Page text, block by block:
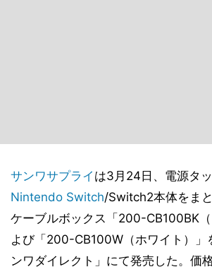
サンワサプライ は3月24日、電源タッ
Nintendo Switch/Switch2本体をま
ケーブルボックス「200-CB100BK
よび「200-CB100W（ホワイト）」
ンワダイレクト」にて発売した。価